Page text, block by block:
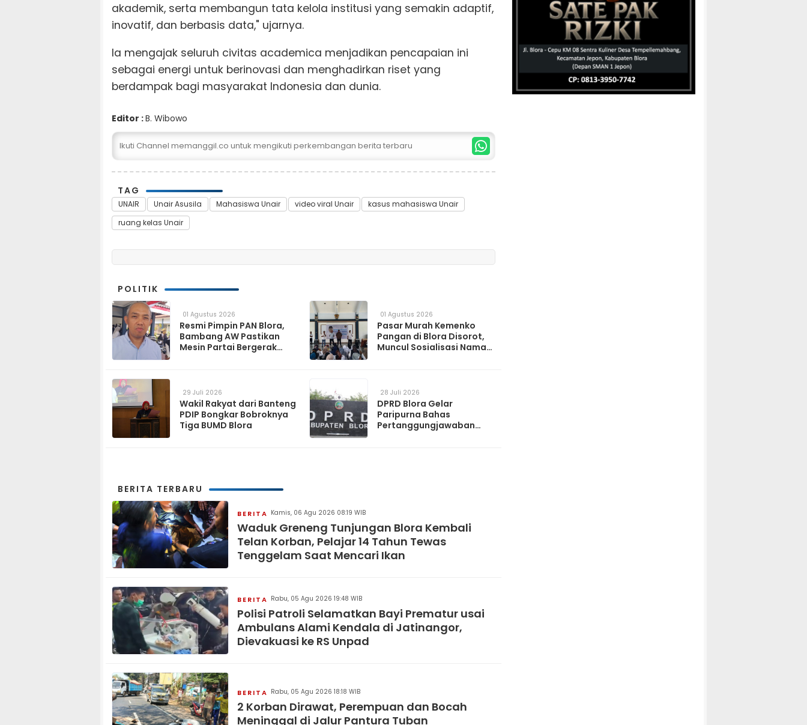
akademik, serta membangun tata kelola institusi yang semakin adaptif,
inovatif, dan berbasis data," ujarnya.
Ia mengajak seluruh civitas academica menjadikan pencapaian ini
sebagai energi untuk berinovasi dan menghadirkan riset yang
berdampak bagi masyarakat Indonesia dan dunia.
Editor :B. Wibowo
Ikuti Channel memanggil.co untuk mengikuti perkembangan berita terbaru
TAG
UNAIR Unair Asusila Mahasiswa Unair video viral Unair
kasus mahasiswa Unair
ruang kelas Unair
POLITIK
01 Agustus 2026
Resmi Pimpin PAN Blora,
Bambang AW Pastikan
Mesin Partai Bergerak
01 Agustus 2026
Pasar Murah Kemenko
Pangan di Blora Disorot,
Muncul Sosialisasi Nama
29 Juli 2026
Wakil Rakyat dari Banteng
PDIP Bongkar Bobroknya
Tiga BUMD Blora
28 Juli 2026
DPRD Blora Gelar
Paripurna Bahas
Pertanggungjawaban
BERITA TERBARU
BERITA Kamis, 06 Agu 2026 08:19 WIB
Waduk Greneng Tunjungan Blora Kembali
Telan Korban, Pelajar 14 Tahun Tewas
Tenggelam Saat Mencari Ikan
BERITA Rabu, 05 Agu 2026 19:48 WIB
Polisi Patroli Selamatkan Bayi Prematur usai
Ambulans Alami Kendala di Jatinangor,
Dievakuasi ke RS Unpad
BERITA Rabu, 05 Agu 2026 18:18 WIB
2 Korban Dirawat, Perempuan dan Bocah
Meninggal di Jalur Pantura Tuban